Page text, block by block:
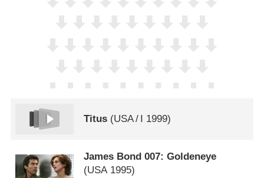
Titus (USA/ 1999)
James Bond 007: Goldeneye
(USA 1995)